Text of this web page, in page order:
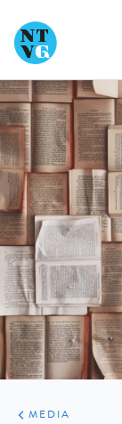
ARTIKELEN
VARIA
MEDIA